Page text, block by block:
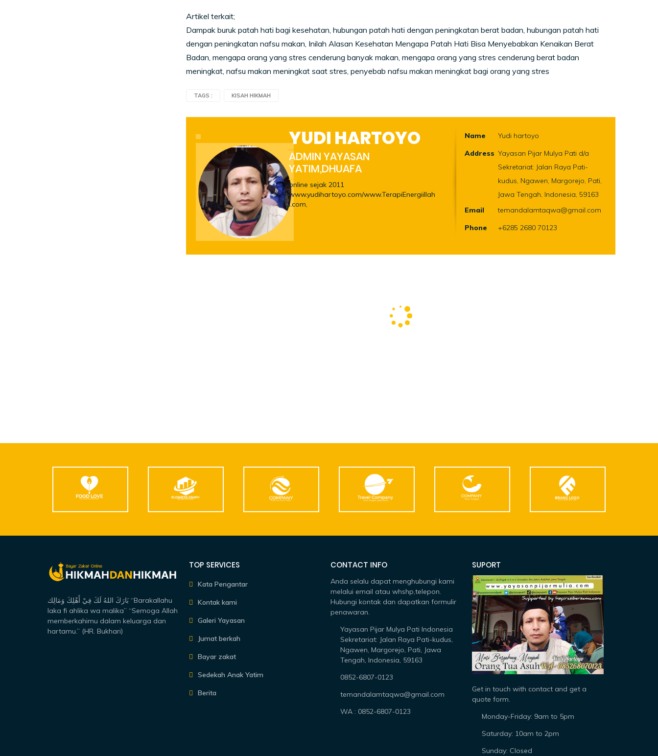
Artikel terkait;
Dampak buruk patah hati bagi kesehatan, hubungan patah hati dengan peningkatan berat badan, hubungan patah hati
dengan peningkatan nafsu makan, Inilah Alasan Kesehatan Mengapa Patah Hati Bisa Menyebabkan Kenaikan Berat
Badan, mengapa orang yang stres cenderung banyak makan, mengapa orang yang stres cenderung berat badan
meningkat, nafsu makan meningkat saat stres, penyebab nafsu makan meningkat bagi orang yang stres
TAGS : KISAH HIKMAH
YUDI HARTOYO
ADMIN YAYASAN
YATIM,DHUAFA
online sejak 2011
www.yudihartoyo.com/www.TerapiEnergiillah
i.com,
Name
Yudi hartoyo
Address Yayasan Pijar Mulya Pati d/a
Sekretariat: Jalan Raya Pati-
kudus, Ngawen, Margorejo, Pati,
Jawa Tengah, Indonesia, 59163
Email
temandalamtaqwa@gmail.com
Phone
+6285 2680 70123
بَارَكَ اللهُ لَكَ فِيْ أَهْلِكَ وَمَالِك “Barakallahu
laka fi ahlika wa malika” “Semoga Allah
memberkahimu dalam keluarga dan
hartamu.” (HR. Bukhari)
TOP SERVICES
Kata Pengantar
Kontak kami
Galeri Yayasan
Jumat berkah
Bayar zakat
Sedekah Anak Yatim
Berita
CONTACT INFO
Anda selalu dapat menghubungi kami
melalui email atau whshp,telepon.
Hubungi kontak dan dapatkan formulir
penawaran.
Yayasan Pijar Mulya Pati Indonesia
Sekretariat: Jalan Raya Pati-kudus,
Ngawen, Margorejo, Pati, Jawa
Tengah, Indonesia, 59163
0852-6807-0123
temandalamtaqwa@gmail.com
WA : 0852-6807-0123
SUPORT
Get in touch with contact and get a
quote form.
Monday-Friday: 9am to 5pm
Saturday: 10am to 2pm
Sunday: Closed